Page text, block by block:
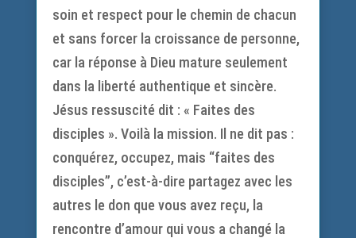
soin et respect pour le chemin de chacun
et sans forcer la croissance de personne,
car la réponse à Dieu mature seulement
dans la liberté authentique et sincère.
Jésus ressuscité dit : « Faites des
disciples ». Voilà la mission. Il ne dit pas :
conquérez, occupez, mais “faites des
disciples”, c’est-à-dire partagez avec les
autres le don que vous avez reçu, la
rencontre d’amour qui vous a changé la